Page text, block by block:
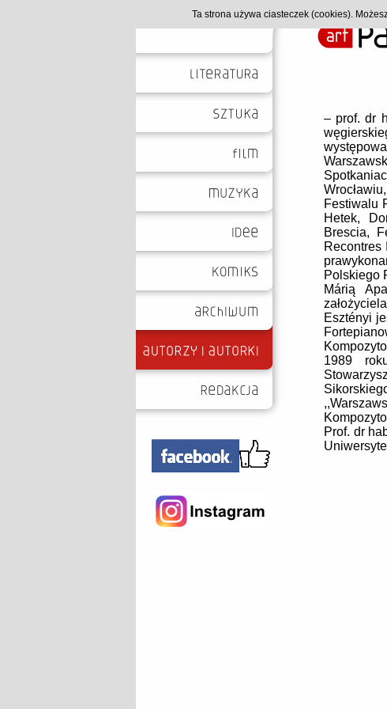
– prof. dr
Festiwalu
Hetek,
Brescia,
Recontres
Polskiego
Márią
Esztényi
1989
Prof. dr
Ta strona używa ciasteczek (cookies).